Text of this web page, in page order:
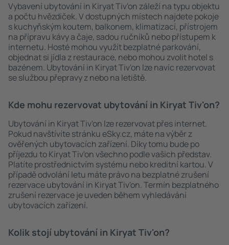
Vybavení ubytování in Kiryat Tiv'on záleží na typu objektu
a počtu hvězdiček. V dostupných místech najdete pokoje
s kuchyňským koutem, balkonem, klimatizací, přístrojem
na přípravu kávy a čaje, sadou ručníků nebo přístupem k
internetu. Hosté mohou využít bezplatné parkování,
objednat si jídla z restaurace, nebo mohou zvolit hotel s
bazénem. Ubytování in Kiryat Tiv'on lze navíc rezervovat
se službou přepravy z nebo na letiště.
Kde mohu rezervovat ubytování in Kiryat Tiv'on?
Ubytování in Kiryat Tiv'on lze rezervovat přes internet.
Pokud navštívíte stránku eSky.cz, máte na výběr z
ověřených ubytovacích zařízení. Díky tomu bude po
příjezdu to Kiryat Tiv'on všechno podle vašich představ.
Platíte prostřednictvím systému nebo kreditní kartou. V
případě odvolání letu máte právo na bezplatné zrušení
rezervace ubytování in Kiryat Tiv'on. Termín bezplatného
zrušení rezervace je uveden během vyhledávání
ubytovacích zařízení.
Kolik stojí ubytování in Kiryat Tiv'on?